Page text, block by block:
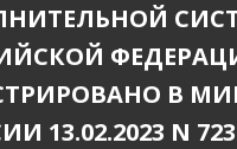
В
13.02.2023 N